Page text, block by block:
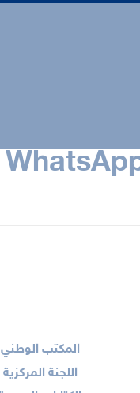
المكتب الوطني
اللجنة المركزية